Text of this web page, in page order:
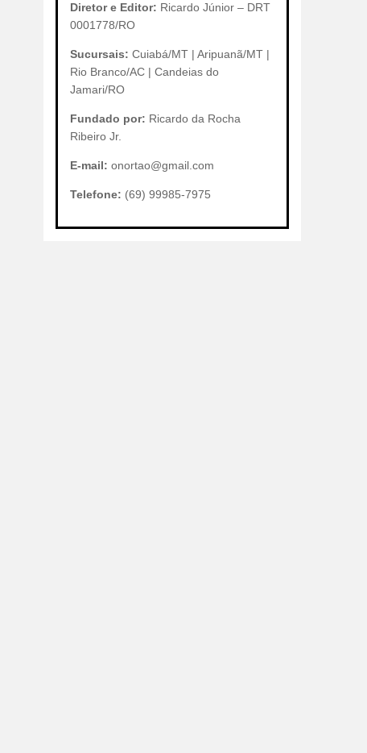
Diretor e Editor: Ricardo Júnior – DRT
0001778/RO
Sucursais: Cuiabá/MT | Aripuanã/MT |
Rio Branco/AC | Candeias do
Jamari/RO
Fundado por: Ricardo da Rocha
Ribeiro Jr.
E-mail: onortao@gmail.com
Telefone: (69) 99985-7975